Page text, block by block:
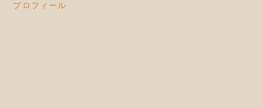
プロフィール